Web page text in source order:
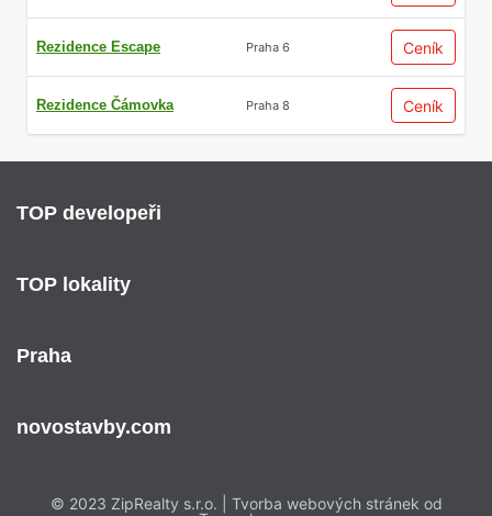
Rezidence Escape Praha 6 Ceník
Rezidence Čámovka Praha 8 Ceník
TOP developeři
TOP lokality
Praha
novostavby.com
© 2023 ZipRealty s.r.o. | Tvorba webových stránek od